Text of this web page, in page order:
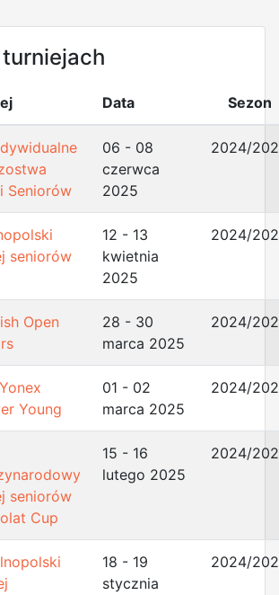
turniejach
Data Sezon
Seniorów
06 - 08
czerwca
2025
2024/
seniorów
12 - 13
kwietnia
2025
2024/
Open
28 - 30
marca 2025
2024/
Young
01 - 02
marca 2025
2024/
seniorów
Cup
15 - 16
lutego 2025
2024/
18 - 19
stycznia
2024/